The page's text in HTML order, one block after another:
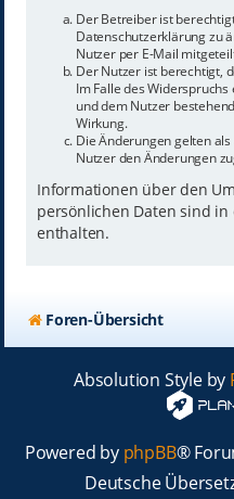
Der Betreiber ist
Datenschutzerklärung zu
Nutzer per E-Mail
Der Nutzer ist berechtigt,
Im Falle des
und dem Nutzer
Wirkung.
Die Änderungen gelten
Nutzer den Änderungen
Informationen über den
persönlichen Daten sind
enthalten.
Foren-Übersicht
Absolution Style by
Powered by phpBB®
Deutsche